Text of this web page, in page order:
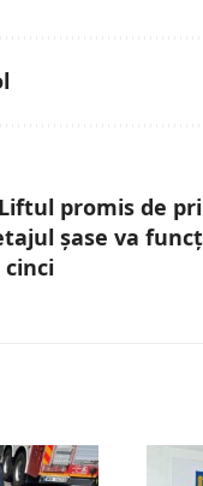
promis de
șase va